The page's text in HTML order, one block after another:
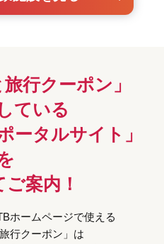
行クーポン」
ている
ータルサイト」
案内！
ホームページで使える
行クーポン」は